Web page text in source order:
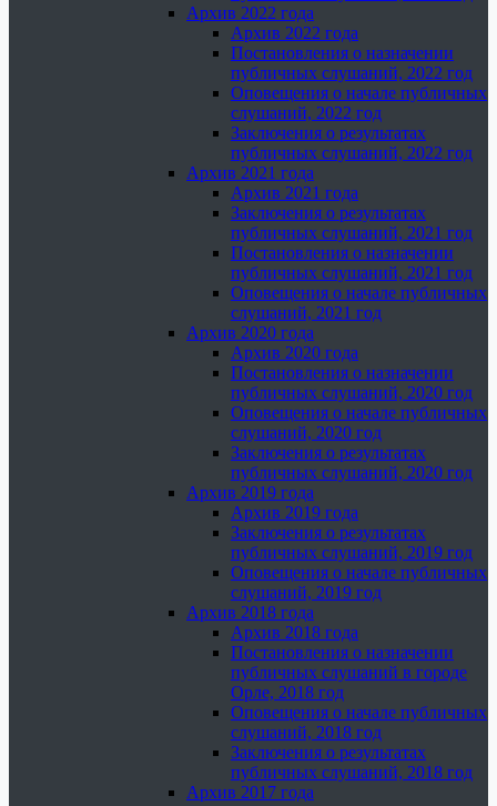
Архив 2022 года
Архив 2022 года
Постановления о назначении
публичных слушаний, 2022 год
Оповещения о начале публичных
слушаний, 2022 год
Заключения о результатах
публичных слушаний, 2022 год
Архив 2021 года
Архив 2021 года
Заключения о результатах
публичных слушаний, 2021 год
Постановления о назначении
публичных слушаний, 2021 год
Оповещения о начале публичных
слушаний, 2021 год
Архив 2020 года
Архив 2020 года
Постановления о назначении
публичных слушаний, 2020 год
Оповещения о начале публичных
слушаний, 2020 год
Заключения о результатах
публичных слушаний, 2020 год
Архив 2019 года
Архив 2019 года
Заключения о результатах
публичных слушаний, 2019 год
Оповещения о начале публичных
слушаний, 2019 год
Архив 2018 года
Архив 2018 года
Постановления о назначении
публичных слушаний в городе
Орле, 2018 год
Оповещения о начале публичных
слушаний, 2018 год
Заключения о результатах
публичных слушаний, 2018 год
Архив 2017 года